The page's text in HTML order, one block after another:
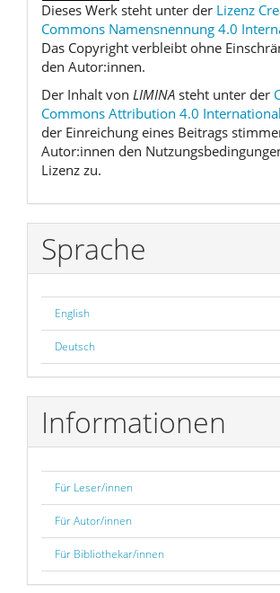
Dieses Werk steht unter der Lizenz
Commons Namensnennung 4.0
Das Copyright verbleibt ohne
den Autor:innen.
Der Inhalt von LIMINA steht unter der
Commons Attribution 4.0
der Einreichung eines Beitrags
Autor:innen den
Lizenz zu.
Sprache
English
Deutsch
Informationen
Für Leser/innen
Für Autor/innen
Für Bibliothekar/innen